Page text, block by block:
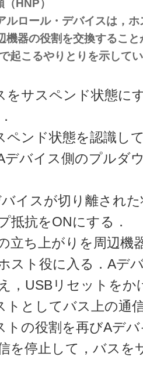
HNP）
ルロール・デバイスは，
機器の役割を交換するこ
起こるやりとりを示して
をサスペンド状態に
ペンド状態を認識し
デバイス側のプルダ
イスが切り離され
抵抗をONにする．
立ち上がりを周辺機
スト役に入る．Aデ
，USBリセットをか
トとしてバス上の通
トの役割を再びAデ
を停止して，バスを